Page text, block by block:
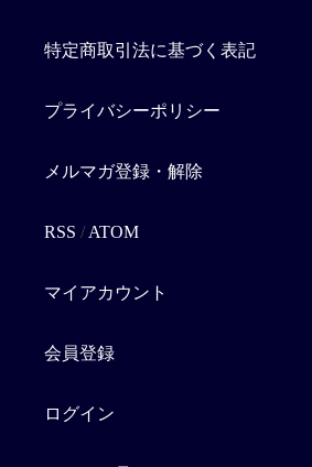
特定商取引法に基づく表記
プライバシーポリシー
メルマガ登録・解除
RSS / ATOM
マイアカウント
会員登録
ログイン